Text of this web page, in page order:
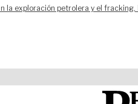
la exploración petrolera y el